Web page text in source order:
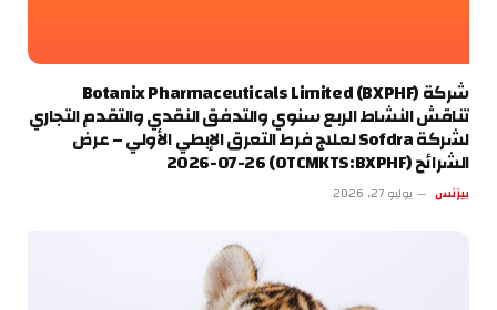
شركة Botanix Pharmaceuticals Limited (BXPHF)
تناقش النشاط الربع سنوي والتدفق النقدي والتقدم التجاري
لشركة Sofdra لعلاج فرط التعرق الإبطي الأولي – عرض
الشرائح (OTCMKTS:BXPHF) 2026-07-26
بيزنس يوليو 27, 2026